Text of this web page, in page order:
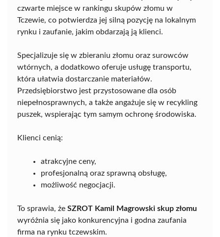
czwarte miejsce w rankingu skupów złomu w
Tczewie, co potwierdza jej silną pozycję na lokalnym
rynku i zaufanie, jakim obdarzają ją klienci.
Specjalizuje się w zbieraniu złomu oraz surowców
wtórnych, a dodatkowo oferuje usługę transportu,
która ułatwia dostarczanie materiałów.
Przedsiębiorstwo jest przystosowane dla osób
niepełnosprawnych, a także angażuje się w recykling
puszek, wspierając tym samym ochronę środowiska.
Klienci cenią:
atrakcyjne ceny,
profesjonalną oraz sprawną obsługę,
możliwość negocjacji.
To sprawia, że SZROT Kamil Magrowski skup złomu
wyróżnia się jako konkurencyjna i godna zaufania
firma na rynku tczewskim.